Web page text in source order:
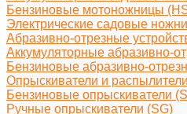
Бензиновые мотоножницы
Электрические садовые
Абразивно-отрезные
Аккумуляторные абразивно-
Бензиновые абразивно-
Опрыскиватели и распылители
Бензиновые опрыскиватели
Ручные опрыскиватели (SG)